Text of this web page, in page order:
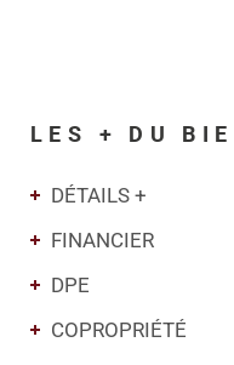
LES + DU
DÉTAILS +
FINANCIER
DPE
COPROPRIÉTÉ